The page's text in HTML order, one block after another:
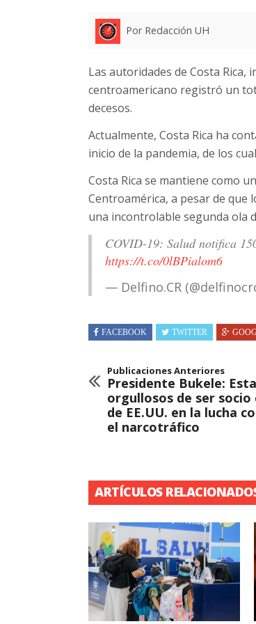
Por Redacción UH
Las autoridades de Costa
centroamericano registró un
decesos.
Actualmente, Costa Rica ha
inicio de la pandemia, de los
Costa Rica se mantiene como
Centroamérica, a pesar de
una incontrolable segunda ola
COVID-19: Salud notifica
https://t.co/0lBPialom6
— Delfino.CR
FACEBOOK TWITTER
Publicaciones Anteriores
Presidente Bukele:
orgullosos de ser socio
de EE.UU. en la lucha
el narcotráfico
ARTÍCULOS